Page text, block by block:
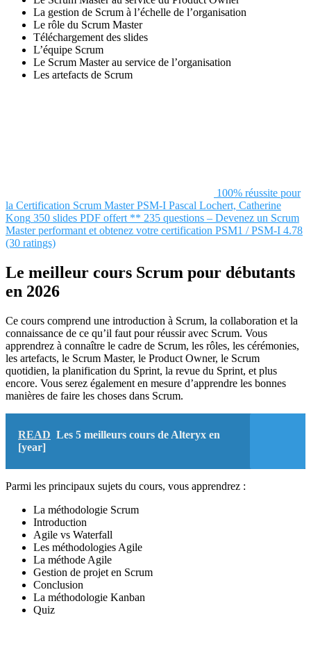
La gestion de Scrum à l’échelle de l’organisation
Le rôle du Scrum Master
Téléchargement des slides
L’équipe Scrum
Le Scrum Master au service de l’organisation
Les artefacts de Scrum
100% réussite pour
la Certification Scrum Master PSM-I Pascal Lochert, Catherine
Kong 350 slides PDF offert ** 235 questions – Devenez un Scrum
Master performant et obtenez votre certification PSM1 / PSM-I 4.78
(30 ratings)
Le meilleur cours Scrum pour débutants
en 2026
Ce cours comprend une introduction à Scrum, la collaboration et la
connaissance de ce qu’il faut pour réussir avec Scrum. Vous
apprendrez à connaître le cadre de Scrum, les rôles, les cérémonies,
les artefacts, le Scrum Master, le Product Owner, le Scrum
quotidien, la planification du Sprint, la revue du Sprint, et plus
encore. Vous serez également en mesure d’apprendre les bonnes
manières de faire les choses dans Scrum.
READ Les 5 meilleurs cours de Alteryx en
[year]
Parmi les principaux sujets du cours, vous apprendrez :
La méthodologie Scrum
Introduction
Agile vs Waterfall
Les méthodologies Agile
La méthode Agile
Gestion de projet en Scrum
Conclusion
La méthodologie Kanban
Quiz